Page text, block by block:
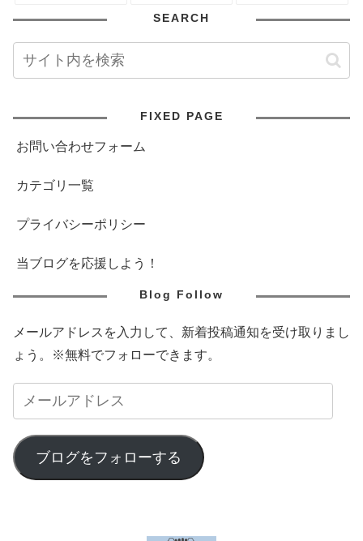
SEARCH
FIXED PAGE
お問い合わせフォーム
カテゴリ一覧
プライバシーポリシー
当ブログを応援しよう！
Blog Follow
メールアドレスを入力して、新着投稿通知を受け取りまし
ょう。※無料でフォローできます。
ブログをフォローする